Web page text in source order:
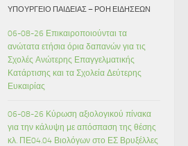
ΥΠΟΥΡΓΕΊΟ ΠΑΙΔΕΊΑΣ – ΡΟΉ ΕΙΔΉΣΕΩΝ
06-08-26 Επικαιροποιούνται τα
ανώτατα ετήσια όρια δαπανών για τις
Σχολές Ανώτερης Επαγγελματικής
Κατάρτισης και τα Σχολεία Δεύτερης
Ευκαιρίας
06-08-26 Κύρωση αξιολογικού πίνακα
για την κάλυψη με απόσπαση της θέσης
κλ. ΠΕ04.04 Βιολόγων στο ΕΣ Βρυξέλλες